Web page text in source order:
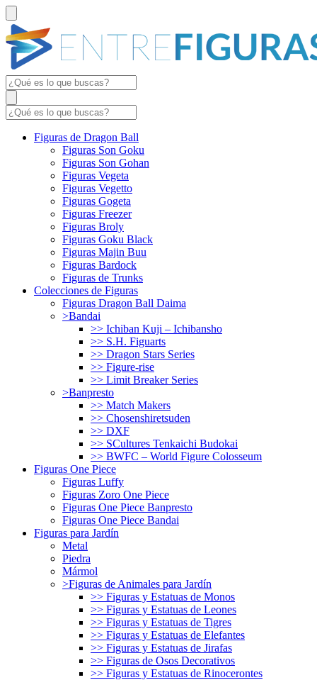
Figuras de Dragon Ball
Figuras Son Goku
Figuras Son Gohan
Figuras Vegeta
Figuras Vegetto
Figuras Gogeta
Figuras Freezer
Figuras Broly
Figuras Goku Black
Figuras Majin Buu
Figuras Bardock
Figuras de Trunks
Colecciones de Figuras
Figuras Dragon Ball Daima
>Bandai
>> Ichiban Kuji – Ichibansho
>> S.H. Figuarts
>> Dragon Stars Series
>> Figure-rise
>> Limit Breaker Series
>Banpresto
>> Match Makers
>> Chosenshiretsuden
>> DXF
>> SCultures Tenkaichi Budokai
>> BWFC – World Figure Colosseum
Figuras One Piece
Figuras Luffy
Figuras Zoro One Piece
Figuras One Piece Banpresto
Figuras One Piece Bandai
Figuras para Jardín
Metal
Piedra
Mármol
>Figuras de Animales para Jardín
>> Figuras y Estatuas de Monos
>> Figuras y Estatuas de Leones
>> Figuras y Estatuas de Tigres
>> Figuras y Estatuas de Elefantes
>> Figuras y Estatuas de Jirafas
>> Figuras de Osos Decorativos
>> Figuras y Estatuas de Rinocerontes